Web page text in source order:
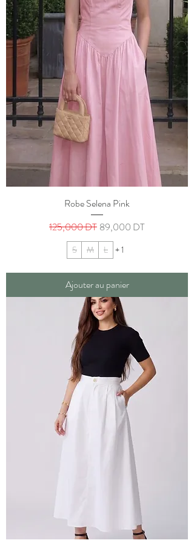
Robe Selena Pink
Prix original
125,000 DT Prix promotionnel
89,000 DT
S M L + 1
Ajouter au panier